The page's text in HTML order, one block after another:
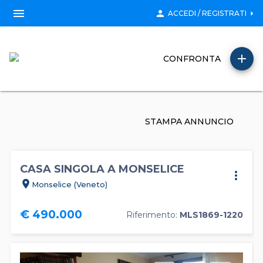
menu person ACCEDI / REGISTRATI arrow_right
CONFRONTA add
STAMPA ANNUNCIO
CASA SINGOLA A MONSELICE
location_on Monselice (Veneto)
€ 490.000 Riferimento: MLS1869-1220
more_vert